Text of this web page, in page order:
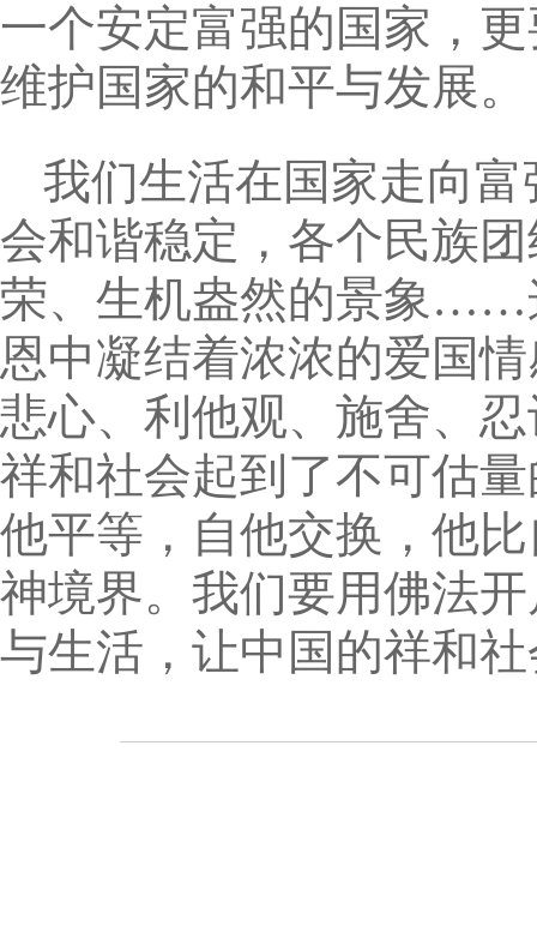
一个安定富强的国家，
维护国家的和平与发展。
我们生活在国家走向
会和谐稳定，各个民族
荣、生机盎然的景象……
恩中凝结着浓浓的爱国
悲心、利他观、施舍、
祥和社会起到了不可估
他平等，自他交换，他
神境界。我们要用佛法
与生活，让中国的祥和